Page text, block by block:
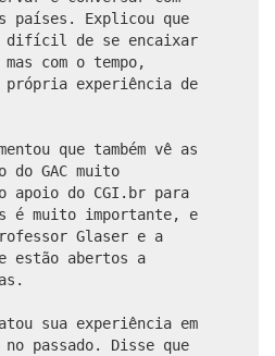
países. Explicou que
difícil de se encaixar
com o tempo,
própria experiência de
que também vê as
do GAC muito
apoio do CGI.br para
é muito importante, e
Glaser e a
estão abertos a
sua experiência em
no passado. Disse que